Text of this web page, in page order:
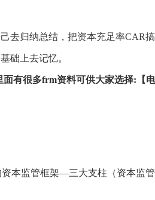
去归纳总结，把资本充足率CAR
础上去记忆。
有很多frm资料可供大家选择: 【
本监管框架—三大支柱（资本监